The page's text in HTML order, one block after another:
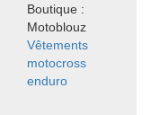
Boutique :
Motoblouz
Vêtements
motocross
enduro